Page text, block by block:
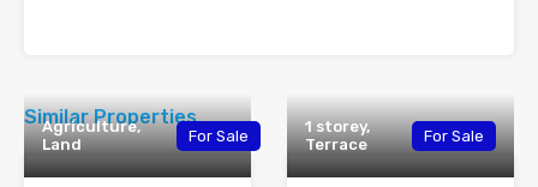
Similar Properties
Agriculture,
Land
For Sale
1 storey,
Terrace
For Sale